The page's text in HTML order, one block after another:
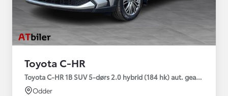
Toyota C-HR
Toyota C-HR 1B SUV 5-dørs 2.0 hybrid (184 hk) aut. gear C-HIC
Odder